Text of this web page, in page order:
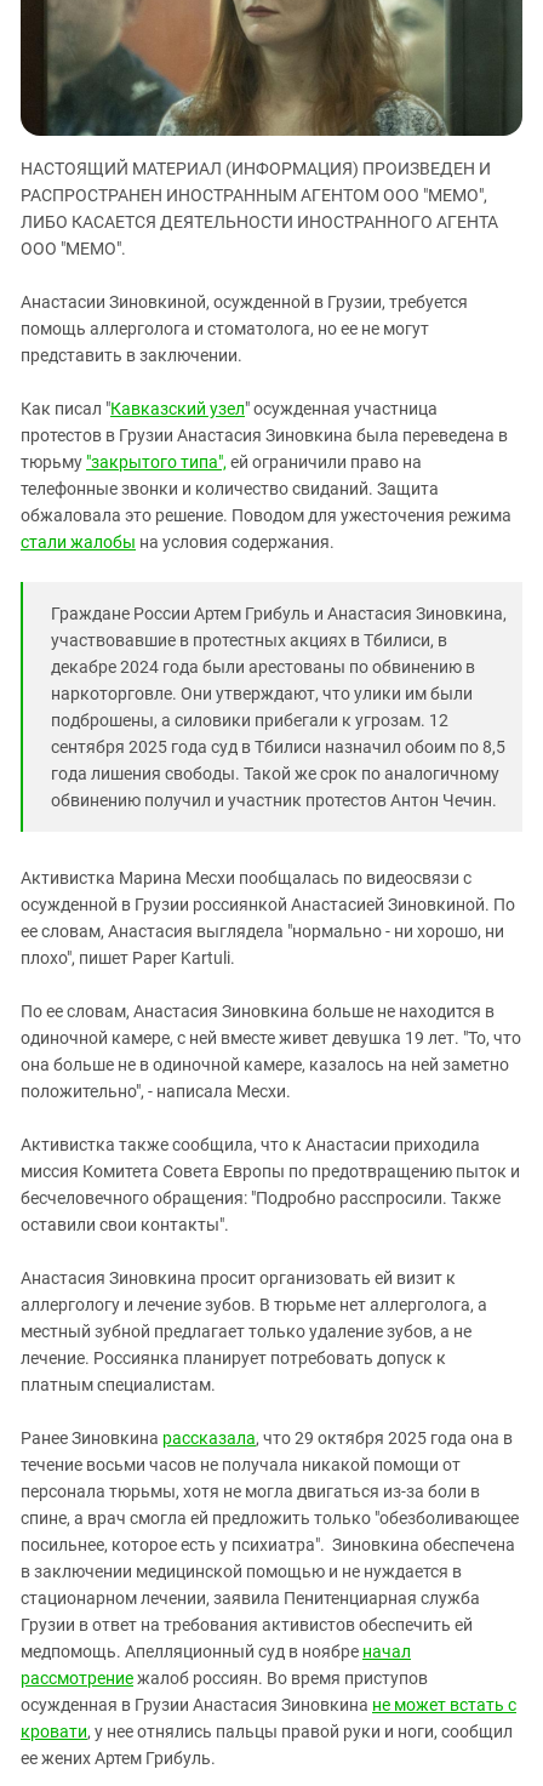
ЗАСТАВЛЯЕТ
КАВКАЗ ЗА ПАЛЕСТИНУ
ИНАКОМЫСЛИЕ В ЧЕЧНЕ
ПРЕСЛЕДОВАНИЕ АКТИВИСТОВ
МОБИЛИЗАЦИЯ И ПРОТЕСТЫ
Дагестан
Ингушетия
Кабардино-Балкария
Калмыкия
Карачаево-Черкесия
Нагорный Карабах
Ростовская область
Северная Осетия - Алания
Ставропольский край
Чечня
Южная Осетия
Южный Кавказ
НАСТОЯЩИЙ МАТЕРИАЛ (ИНФОРМАЦИЯ) ПРОИЗВЕДЕН И
РАСПРОСТРАНЕН ИНОСТРАННЫМ АГЕНТОМ ООО "МЕМО",
ЛИБО КАСАЕТСЯ ДЕЯТЕЛЬНОСТИ ИНОСТРАННОГО АГЕНТА
ООО "МЕМО".
Анастасии Зиновкиной, осужденной в Грузии, требуется
помощь аллерголога и стоматолога, но ее не могут
представить в заключении.
Как писал "Кавказский узел" осужденная участница
протестов в Грузии Анастасия Зиновкина была переведена в
тюрьму "закрытого типа", ей ограничили право на
телефонные звонки и количество свиданий. Защита
обжаловала это решение. Поводом для ужесточения режима
стали жалобы на условия содержания.
Граждане России Артем Грибуль и Анастасия Зиновкина,
участвовавшие в протестных акциях в Тбилиси, в
декабре 2024 года были арестованы по обвинению в
наркоторговле. Они утверждают, что улики им были
подброшены, а силовики прибегали к угрозам. 12
сентября 2025 года суд в Тбилиси назначил обоим по 8,5
года лишения свободы. Такой же срок по аналогичному
обвинению получил и участник протестов Антон Чечин.
Активистка Марина Месхи пообщалась по видеосвязи с
осужденной в Грузии россиянкой Анастасией Зиновкиной. По
ее словам, Анастасия выглядела "нормально - ни хорошо, ни
плохо", пишет Paper Kartuli.
По ее словам, Анастасия Зиновкина больше не находится в
одиночной камере, с ней вместе живет девушка 19 лет. "То, что
она больше не в одиночной камере, казалось на ней заметно
положительно", - написала Месхи.
Активистка также сообщила, что к Анастасии приходила
миссия Комитета Совета Европы по предотвращению пыток и
бесчеловечного обращения: "Подробно расспросили. Также
оставили свои контакты".
Анастасия Зиновкина просит организовать ей визит к
аллергологу и лечение зубов. В тюрьме нет аллерголога, а
местный зубной предлагает только удаление зубов, а не
лечение. Россиянка планирует потребовать допуск к
платным специалистам.
Ранее Зиновкина рассказала, что 29 октября 2025 года она в
течение восьми часов не получала никакой помощи от
персонала тюрьмы, хотя не могла двигаться из-за боли в
спине, а врач смогла ей предложить только "обезболивающее
посильнее, которое есть у психиатра". Зиновкина обеспечена
в заключении медицинской помощью и не нуждается в
стационарном лечении, заявила Пенитенциарная служба
Грузии в ответ на требования активистов обеспечить ей
медпомощь. Апелляционный суд в ноябре начал
рассмотрениежалоб россиян. Во время приступов
осужденная в Грузии Анастасия Зиновкина не может встать с
кровати, у нее отнялись пальцы правой руки и ноги, сообщил
ее жених Артем Грибуль.